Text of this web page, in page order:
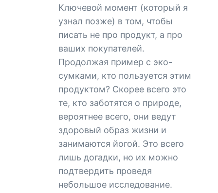
Ключевой момент (который я
узнал позже) в том, чтобы
писать не про продукт, а про
ваших покупателей.
Продолжая пример с эко-
сумками, кто пользуется этим
продуктом? Скорее всего это
те, кто заботятся о природе,
вероятнее всего, они ведут
здоровый образ жизни и
занимаются йогой. Это всего
лишь догадки, но их можно
подтвердить проведя
небольшое исследование.